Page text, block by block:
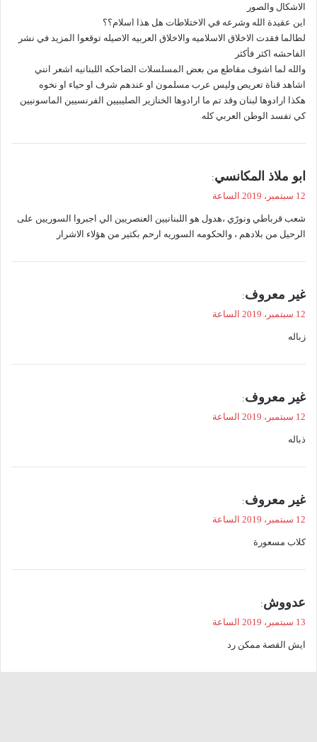
الاشكال والصور
اين عقيدة الله وشرعه في الاختلاطات هل هذا اسلام؟؟
لطالما فقدت الاخلاق الاسلاميه والاخلاق العربيه الاصيله توقعوا المزيد في نشر
الفاحشه اكثر فأكثر
والله لما اشوف مقاطع من بعض المسلسلات الضاحكه اللبنانيه اشعر انني
اشاهد قناة تعريص وليس عرب مسلمون او عندهم شرف او حياء او نخوه
هكذا ارادوها لبنان وقد تم ما ارادوها الخنازير الصليبيين الفرنسيين الماسونيين
كي تفسد الوطن العربي كله
ي
ل
ابو ملاذ المكانسي:
12 سبتمبر، 2019 الساعة
شعب قرباطي ونورًي ،هدول هو اللبنانيين العنصريين الي اجبروا السوريين على
الرحيل من بلادهم ، والحكومه السوريه ارحم بكثير من هؤلاء الاشرار
ي
ل
غير معروف:
12 سبتمبر، 2019 الساعة
زباله
ي
ل
غير معروف:
12 سبتمبر، 2019 الساعة
ذباله
ي
ل
غير معروف:
12 سبتمبر، 2019 الساعة
كلاب مسعورة
ي
ل
عدووش:
13 سبتمبر، 2019 الساعة
ايش القصة ممكن رد